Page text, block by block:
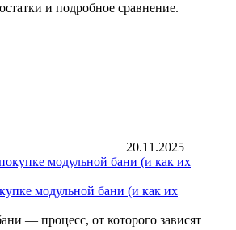
и подробное сравнение.
20.11.2025
модульной бани (и как их
— процесс, от которого зависят